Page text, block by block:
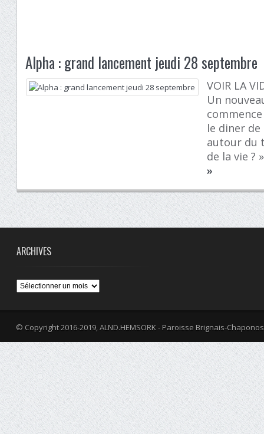
Alpha : grand lancement jeudi 28 septembre
VOIR LA
Un
le diner
autour du
de la vie ?
»
ARCHIVES
Archives
© Copyright 2016-2019, ALND.HEMSORK - Paroisse Brignais-